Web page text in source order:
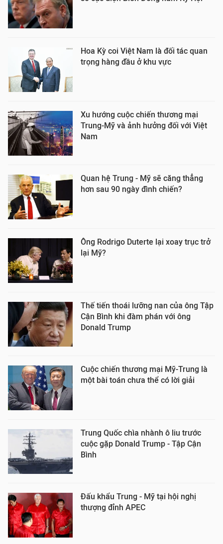
Hoa Kỳ coi Việt Nam là đối tác quan
trọng hàng đầu ở khu vực
Xu hướng cuộc chiến thương mại
Trung-Mỹ và ảnh hưởng đối với Việt
Nam
Quan hệ Trung - Mỹ sẽ căng thẳng
hơn sau 90 ngày đình chiến?
Ông Rodrigo Duterte lại xoay trục trở
lại Mỹ?
Thế tiến thoái lưỡng nan của ông Tập
Cận Bình khi đàm phán với ông
Donald Trump
Cuộc chiến thương mại Mỹ-Trung là
một bài toán chưa thể có lời giải
Trung Quốc chìa nhành ô liu trước
cuộc gặp Donald Trump - Tập Cận
Bình
Đấu khẩu Trung - Mỹ tại hội nghị
thượng đỉnh APEC